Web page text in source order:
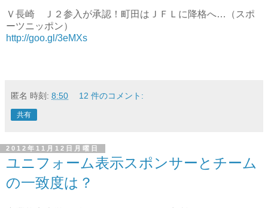
Ｖ長崎 Ｊ２参入が承認！町田はＪＦＬに降格へ…（スポ
ーツニッポン）
http://goo.gl/3eMXs
匿名 時刻: 8:50 12 件のコメント:
共有
2012年11月12日月曜日
ユニフォーム表示スポンサーとチーム
の一致度は？